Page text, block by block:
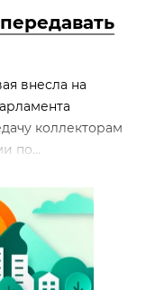
внесла на
коллекторам
по...